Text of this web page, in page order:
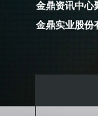
金鼎资讯中心
金鼎实业股份